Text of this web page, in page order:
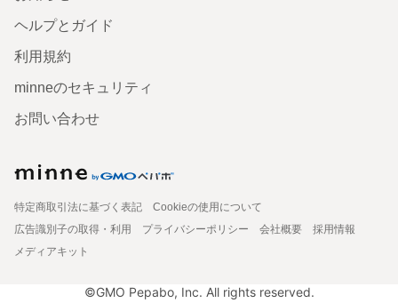
ヘルプとガイド
利用規約
minneのセキュリティ
お問い合わせ
特定商取引法に基づく表記
Cookieの使用について
広告識別子の取得・利用
プライバシーポリシー 会社概要
採用情報
メディアキット
©GMO Pepabo, Inc. All rights reserved.